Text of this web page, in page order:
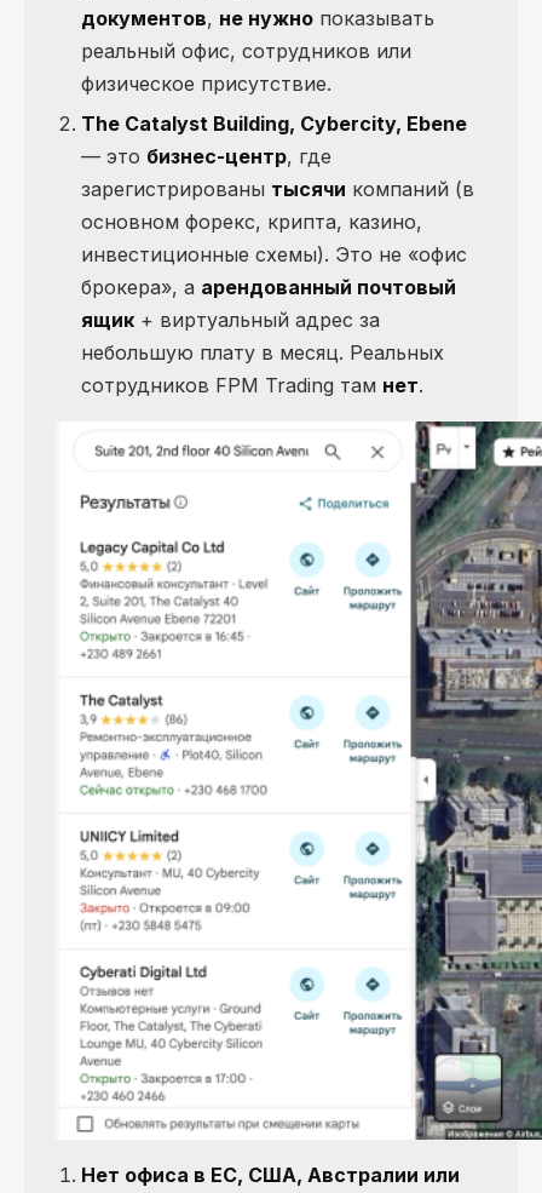
документов, не нужно показывать
реальный офис, сотрудников или
физическое присутствие.
The Catalyst Building, Cybercity, Ebene
— это бизнес-центр, где
зарегистрированы тысячи компаний (в
основном форекс, крипта, казино,
инвестиционные схемы). Это не «офис
брокера», а арендованный почтовый
ящик + виртуальный адрес за
небольшую плату в месяц. Реальных
сотрудников FPM Trading там нет.
Нет офиса в ЕС, США, Австралии или